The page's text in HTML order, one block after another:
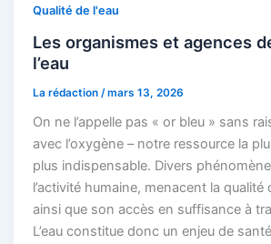
Qualité de l'eau
Les organismes et agences
l’eau
La rédaction /mars 13, 2026
On ne l’appelle pas « or bleu » sans
avec l’oxygène – notre ressource la
plus indispensable. Divers
l’activité humaine, menacent la qualité
ainsi que son accès en suffisance à
L’eau constitue donc un enjeu de